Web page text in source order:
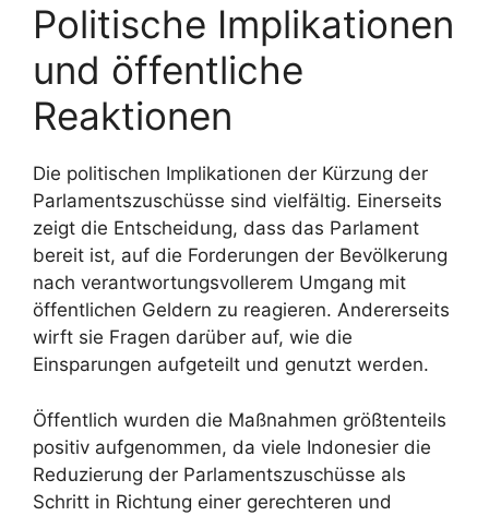
Politische Implikationen
und öffentliche
Reaktionen
Die politischen Implikationen der Kürzung der
Parlamentszuschüsse sind vielfältig. Einerseits
zeigt die Entscheidung, dass das Parlament
bereit ist, auf die Forderungen der Bevölkerung
nach verantwortungsvollerem Umgang mit
öffentlichen Geldern zu reagieren. Andererseits
wirft sie Fragen darüber auf, wie die
Einsparungen aufgeteilt und genutzt werden.
Öffentlich wurden die Maßnahmen größtenteils
positiv aufgenommen, da viele Indonesier die
Reduzierung der Parlamentszuschüsse als
Schritt in Richtung einer gerechteren und